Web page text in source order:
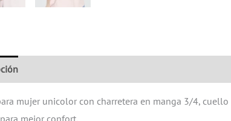
mujer unicolor con charretera en manga 3/4,
mejor confort.